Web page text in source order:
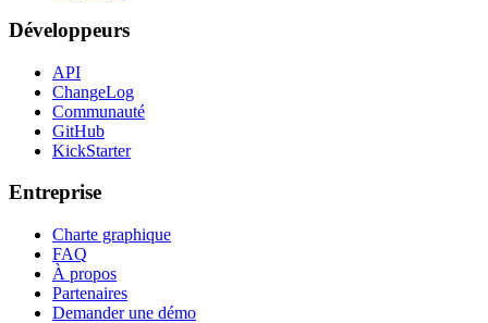
Développeurs
API
ChangeLog
Communauté
GitHub
KickStarter
Entreprise
Charte graphique
FAQ
À propos
Partenaires
Demander une démo